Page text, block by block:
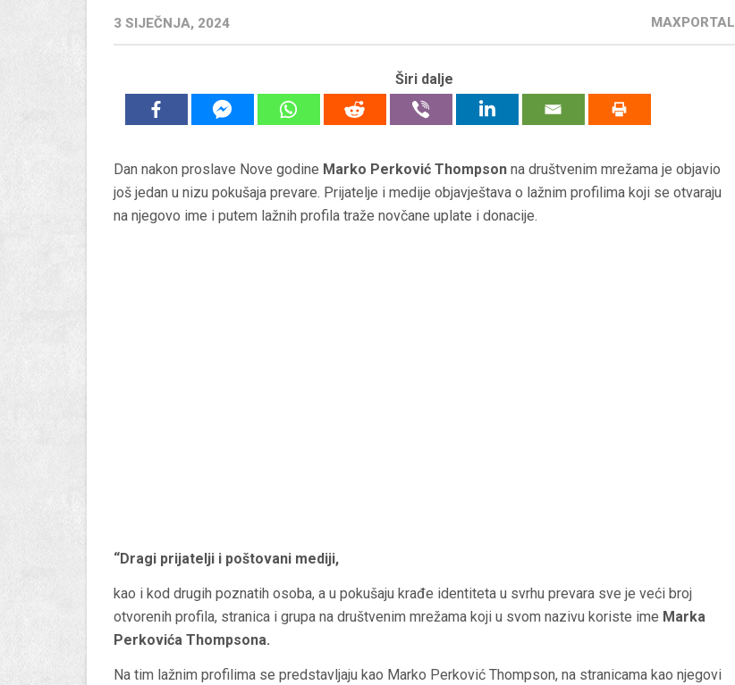
3 SIJEČNJA, 2024 MAXPORTAL
Širi dalje
Dan nakon proslave Nove godine Marko Perković Thompson na društvenim mrežama je objavio
još jedan u nizu pokušaja prevare. Prijatelje i medije objavještava o lažnim profilima koji se otvaraju
na njegovo ime i putem lažnih profila traže novčane uplate i donacije.
“Dragi prijatelji i poštovani mediji,
kao i kod drugih poznatih osoba, a u pokušaju krađe identiteta u svrhu prevara sve je veći broj
otvorenih profila, stranica i grupa na društvenim mrežama koji u svom nazivu koriste ime Marka
Perkovića Thompsona.
Na tim lažnim profilima se predstavljaju kao Marko Perković Thompson, na stranicama kao njegovi